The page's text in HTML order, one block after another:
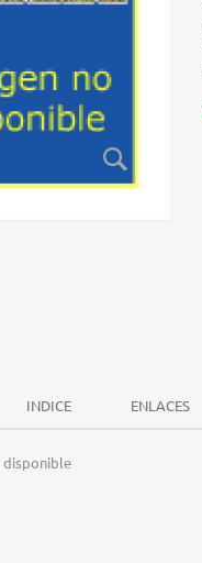
INDICE ENLACES
disponible